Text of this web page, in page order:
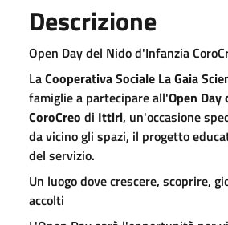
Descrizione
Open Day del Nido d'Infanzia
LaCooperativa Sociale La Gaia
famiglie a partecipare all'Open
CoroCreo di Ittiri, un'occasione
da vicino gli spazi, il progetto
del servizio.
Un luogo dove crescere, scoprire,
accolti